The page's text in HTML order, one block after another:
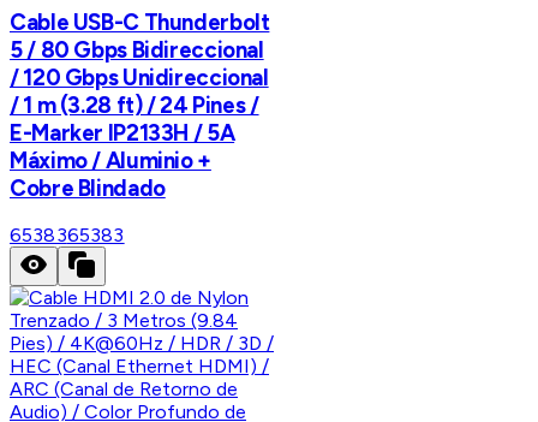
Cable USB-C Thunderbolt
5 / 80 Gbps Bidireccional
/ 120 Gbps Unidireccional
/ 1 m (3.28 ft) / 24 Pines /
E-Marker IP2133H / 5A
Máximo / Aluminio +
Cobre Blindado
6538365383